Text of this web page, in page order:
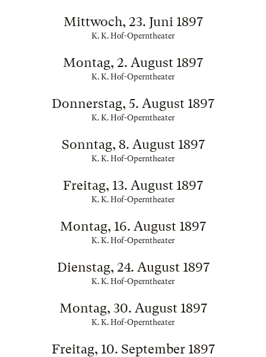
Mittwoch, 23. Juni 1897
K. K. Hof-Operntheater
Montag, 2. August 1897
K. K. Hof-Operntheater
Donnerstag, 5. August 1897
K. K. Hof-Operntheater
Sonntag, 8. August 1897
K. K. Hof-Operntheater
Freitag, 13. August 1897
K. K. Hof-Operntheater
Montag, 16. August 1897
K. K. Hof-Operntheater
Dienstag, 24. August 1897
K. K. Hof-Operntheater
Montag, 30. August 1897
K. K. Hof-Operntheater
Freitag, 10. September 1897